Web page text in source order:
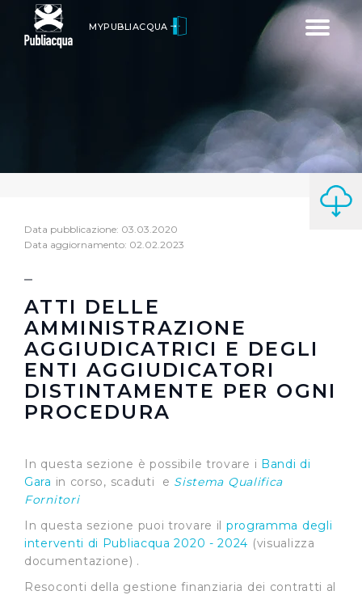
Toggle
MYPUBLIACQUA
Data pubblicazione: 03.03.2020
Data aggiornamento: 02.02.2023
ATTI DELLE
AMMINISTRAZIONE
AGGIUDICATRICI E DEGLI
ENTI AGGIUDICATORI
DISTINTAMENTE PER OGNI
PROCEDURA
In questa sezione è possibile trovare i Bandi di
Gara in corso, scaduti e Sistema Qualifica
Fornitori
In questa sezione puoi trovare il programma degli
interventi di Publiacqua 2020 - 2024 (visualizza
documentazione) .
Resoconti della gestione finanziaria dei contratti al